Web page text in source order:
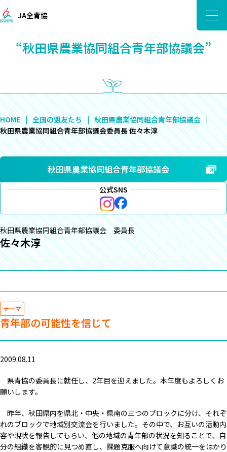
JA全青協
“秋田県農業協同組合青年部協議会”
HOME 全国の盟友たち
秋田県農業協同組合青年部協議会
秋田県農業協同組合青年部協議会委員長 佐々木淳
秋田県農業協同組合青年部協議会
公式SNS
秋田県農業協同組合青年部協議会 委員長
佐々木淳
テーマ
青年部の可能性を信じて
2009.08.11
県青協の委員長に就任し、2年目を迎えました。本年度もよろしくお
願いします。
昨年、秋田県内を県北・中央・県南の三つのブロックに分け、それぞ
れのブロックで地域別交流会を行いました。その中で、お互いの活動内
容や現状を報告してもらい、他の地域の青年部の状況を知ることで、自
分の組織を客観的に見つめ直し、課題克服へ向けて意識の統一をはかり